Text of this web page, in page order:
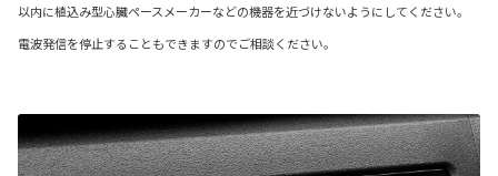
以内に植込み型心臓ペースメーカーなどの機器を近づけないようにしてください。
電波発信を停止することもできますのでご相談ください。